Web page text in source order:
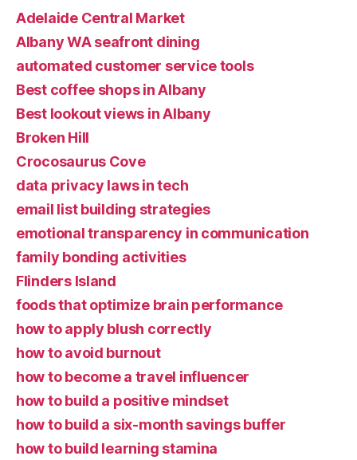
Adelaide Central Market
Albany WA seafront dining
automated customer service tools
Best coffee shops in Albany
Best lookout views in Albany
Broken Hill
Crocosaurus Cove
data privacy laws in tech
email list building strategies
emotional transparency in communication
family bonding activities
Flinders Island
foods that optimize brain performance
how to apply blush correctly
how to avoid burnout
how to become a travel influencer
how to build a positive mindset
how to build a six-month savings buffer
how to build learning stamina